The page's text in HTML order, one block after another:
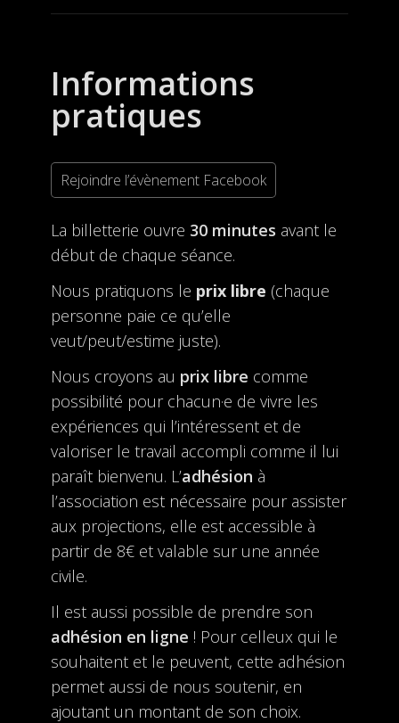
Informations
pratiques
Rejoindre l’évènement Facebook
La billetterie ouvre 30 minutes avant le
début de chaque séance.
Nous pratiquons le prix libre (chaque
personne paie ce qu’elle
veut/peut/estime juste).
Nous croyons au prix libre comme
possibilité pour chacun·e de vivre les
expériences qui l’intéressent et de
valoriser le travail accompli comme il lui
paraît bienvenu. L’adhésion à
l’association est nécessaire pour assister
aux projections, elle est accessible à
partir de 8€ et valable sur une année
civile.
Il est aussi possible de prendre son
adhésion en ligne ! Pour celleux qui le
souhaitent et le peuvent, cette adhésion
permet aussi de nous soutenir, en
ajoutant un montant de son choix.